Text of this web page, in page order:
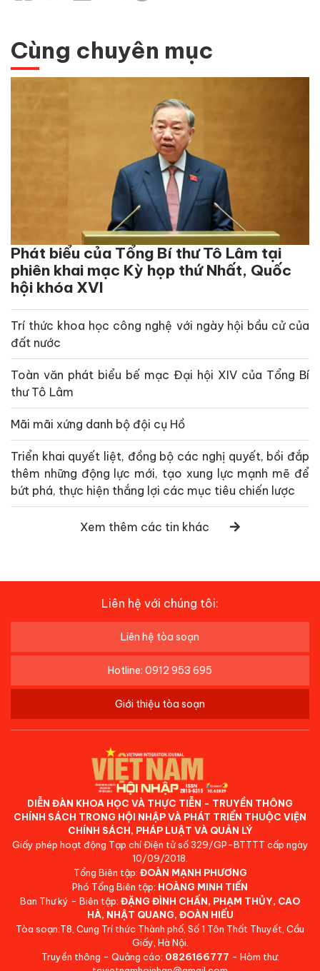
Cùng chuyên mục
Phát biểu của Tổng Bí thư Tô Lâm tại
phiên khai mạc Kỳ họp thứ Nhất, Quốc
hội khóa XVI
Trí thức khoa học công nghệ với ngày hội bầu cử của
đất nước
Toàn văn phát biểu bế mạc Đại hội XIV của Tổng Bí
thư Tô Lâm
Mãi mãi xứng danh bộ đội cụ Hồ
Triển khai quyết liệt, đồng bộ các nghị quyết, bồi đắp
thêm những động lực mới, tạo xung lực mạnh mẽ để
bứt phá, thực hiện thắng lợi các mục tiêu chiến lược
Xem thêm các tin khác
Liên hệ với chúng tôi:
Liên hệ tòa soạn
Hotline: 0912 953 695
Giới thiệu tòa soạn
DIỄN ĐÀN KHOA HỌC VÀ THỰC TIỄN - TRUYỀN THÔNG
CHÍNH SÁCH TRONG HỘI NHẬP VÀ PHÁT TRIỂN THUỘC VIỆN
CHÍNH SÁCH, PHÁP LUẬT VÀ QUẢN LÝ
Giấy phép hoạt động Tạp chí Điện tử số 329/GP-BTTTT cấp ngày
10/09/2018.
Tổng Biên tập: ĐOÀN MẠNH PHƯƠNG
Phó Tổng Biên tập: HOÀNG MINH TIẾN
Ban Thư ký - Biên tập: ĐẶNG ĐÌNH CHẤN, PHẠM THỦY, CAO
HÀ, NHẬT QUANG, ĐOÀN HIẾU
Tòa soạn:T8, Cung Trí thức Thành phố, Số 1 Tôn Thất Thuyết, Cầu
Giấy, Hà Nội.
Truyền thông - Quảng cáo: 0826166777 - Hòm thư: